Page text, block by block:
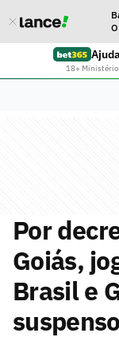
18+
Por
Goiás,
Brasil e